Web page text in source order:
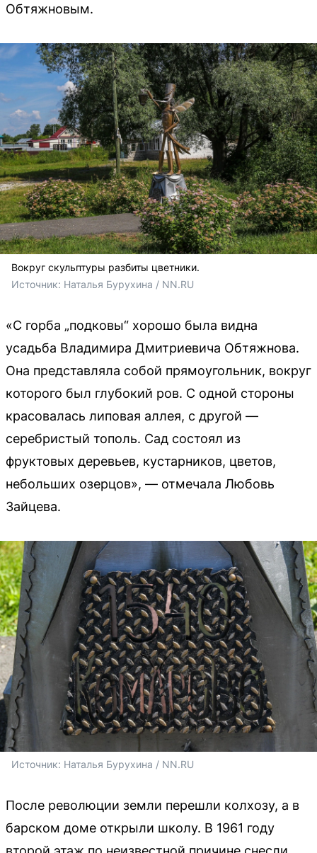
Обтяжновым.
Вокруг скульптуры разбиты цветники.
Источник: Наталья Бурухина / NN.RU
«С горба „подковы“ хорошо была видна
усадьба Владимира Дмитриевича Обтяжнова.
Она представляла собой прямоугольник, вокруг
которого был глубокий ров. С одной стороны
красовалась липовая аллея, с другой —
серебристый тополь. Сад состоял из
фруктовых деревьев, кустарников, цветов,
небольших озерцов», — отмечала Любовь
Зайцева.
Источник: Наталья Бурухина / NN.RU
После революции земли перешли колхозу, а в
барском доме открыли школу. В 1961 году